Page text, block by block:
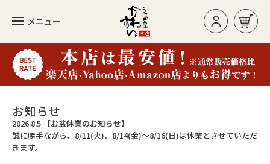
メニュー
お知らせ
2026.8.5 【お盆休業のお知らせ】
誠に勝手ながら、8/11(火)、8/14(金)～8/16(日)は休業とさせていただ
きます。
ログイン/新規登録 お買い物カゴ
カテゴリー